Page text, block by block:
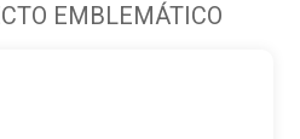
EMBLEMÁTICO